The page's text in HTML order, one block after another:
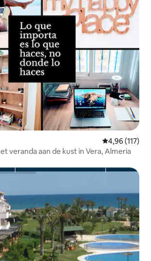
Gemiddelde
4,96 (117)
veranda aan de kust in Vera, Almeria